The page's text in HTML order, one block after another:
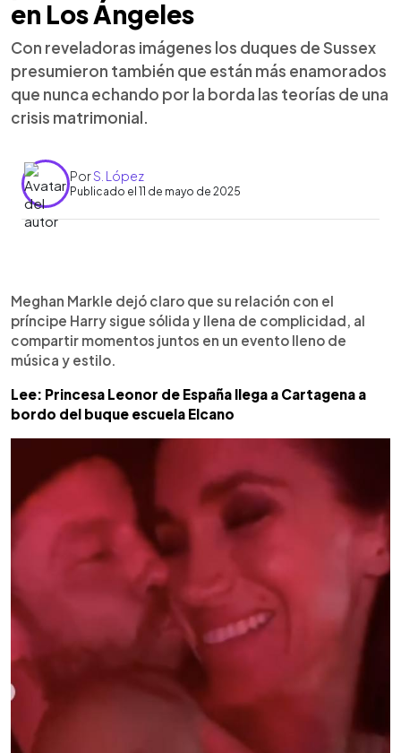
en Los Ángeles
Con reveladoras imágenes los duques de Sussex
presumieron también que están más enamorados
que nunca echando por la borda las teorías de una
crisis matrimonial.
PorS. López
Publicado el 11 de mayo de 2025
Escuchar artículo
Meghan Markle dejó claro que su relación con el
príncipe Harry sigue sólida y llena de complicidad, al
compartir momentos juntos en un evento lleno de
música y estilo.
Lee: Princesa Leonor de España llega a Cartagena a
bordo del buque escuela Elcano